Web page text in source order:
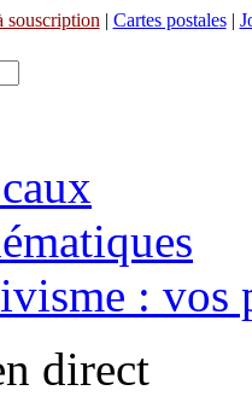
souscription | Cartes postales|
: vos
direct